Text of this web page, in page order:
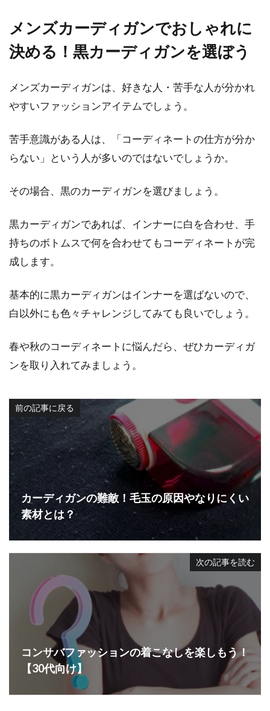
メンズカーディガンでおしゃれに
決める！黒カーディガンを選ぼう
メンズカーディガンは、好きな人・苦手な人が分かれ
やすいファッションアイテムでしょう。
苦手意識がある人は、「コーディネートの仕方が分か
らない」という人が多いのではないでしょうか。
その場合、黒のカーディガンを選びましょう。
黒カーディガンであれば、インナーに白を合わせ、手
持ちのボトムスで何を合わせてもコーディネートが完
成します。
基本的に黒カーディガンはインナーを選ばないので、
白以外にも色々チャレンジしてみても良いでしょう。
春や秋のコーディネートに悩んだら、ぜひカーディガ
ンを取り入れてみましょう。
前の記事に戻る
カーディガンの難敵！毛玉の原因やなりにくい
素材とは？
次の記事を読む
コンサバファッションの着こなしを楽しもう！
【30代向け】